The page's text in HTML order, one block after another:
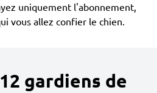
uniquement l'abonnement,
vous allez confier le chien.
gardiens de